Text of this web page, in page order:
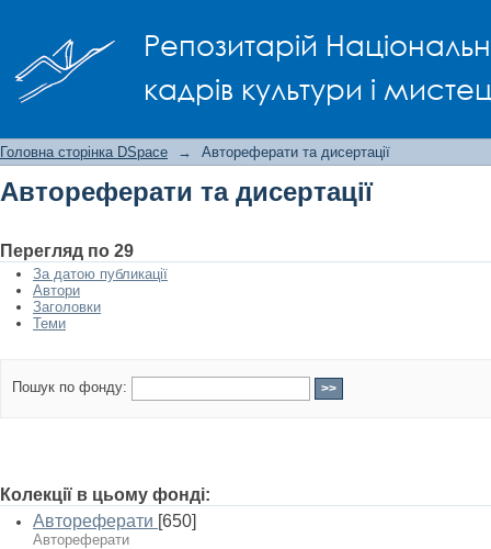
Репозитарій
кадрів культури і
Головна сторінка DSpace → Автореферати та дисертації
Автореферати та дисертації
Перегляд по 29
За датою публикації
Автори
Заголовки
Теми
Пошук по фонду:
Колекції в цьому фонді:
Автореферати [650]
Автореферати